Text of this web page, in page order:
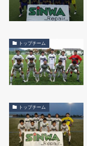
トップチーム
トップチーム